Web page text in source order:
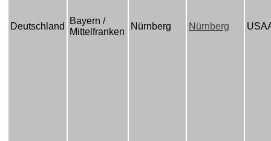
Deutschland
Bayern /
Mittelfranken
Nürnberg Nürnberg